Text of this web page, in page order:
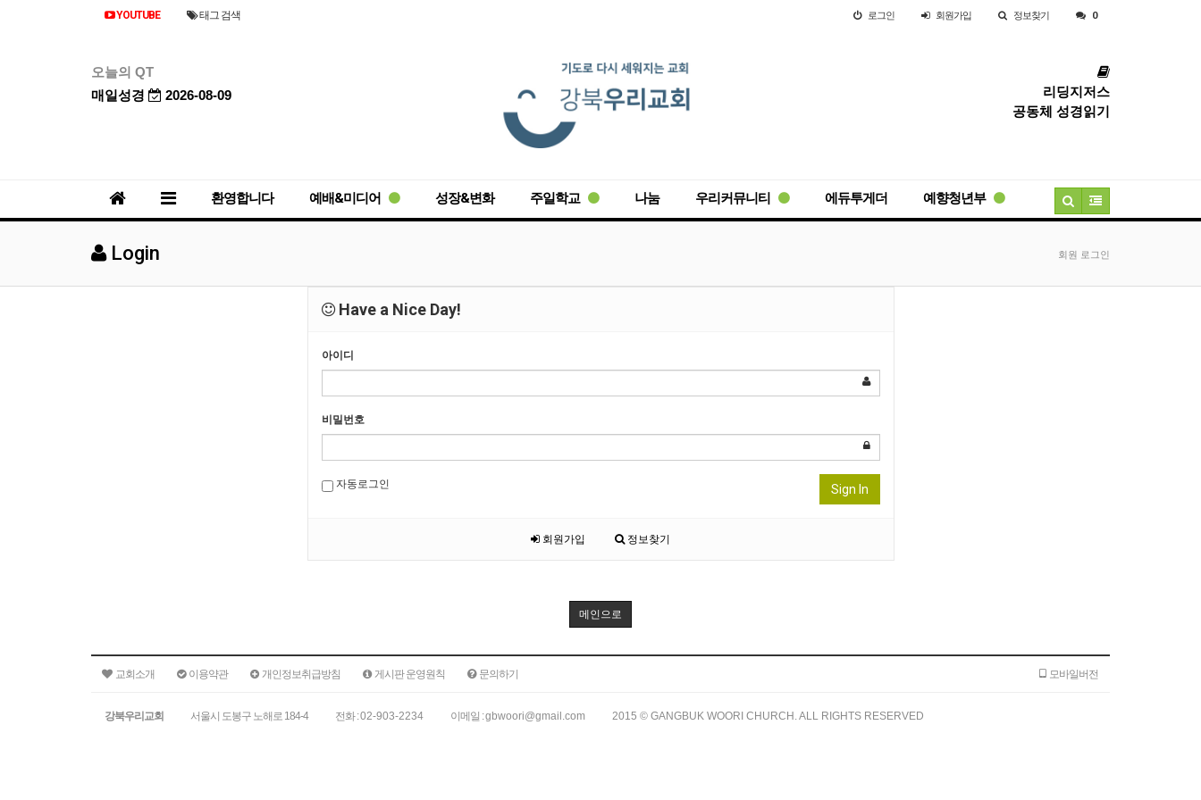
YOUTUBE 태그 검색 로그인 회원가입 정보찾기 0
오늘의 QT
매일성경
2026-08-09
리딩지저스
공동체 성경읽기
환영합니다 예배&미디어 성장&변화 주일학교 나눔 우리커뮤니티 에듀투게더 예향청년부
Login 회원 로그인
Have a Nice Day!
아이디
비밀번호
자동로그인 Sign In
회원가입 정보찾기
메인으로
교회소개 이용약관 개인정보취급방침 게시판 운영원칙 문의하기 모바일버전
강북우리교회 서울시 도봉구 노해로 184-4 전화 :02-903-2234 이메일 :gbwoori@gmail.com 2015 © GANGBUK WOORI CHURCH. ALL RIGHTS RESERVED